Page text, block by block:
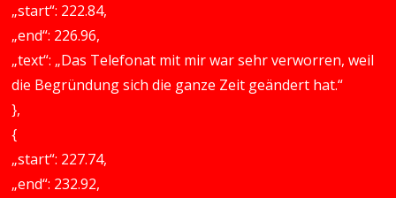
„start“: 222.84,
„end“: 226.96,
„text“: „Das Telefonat mit mir war sehr verworren, weil
die Begründung sich die ganze Zeit geändert hat.“
},
{
„start“: 227.74,
„end“: 232.92,